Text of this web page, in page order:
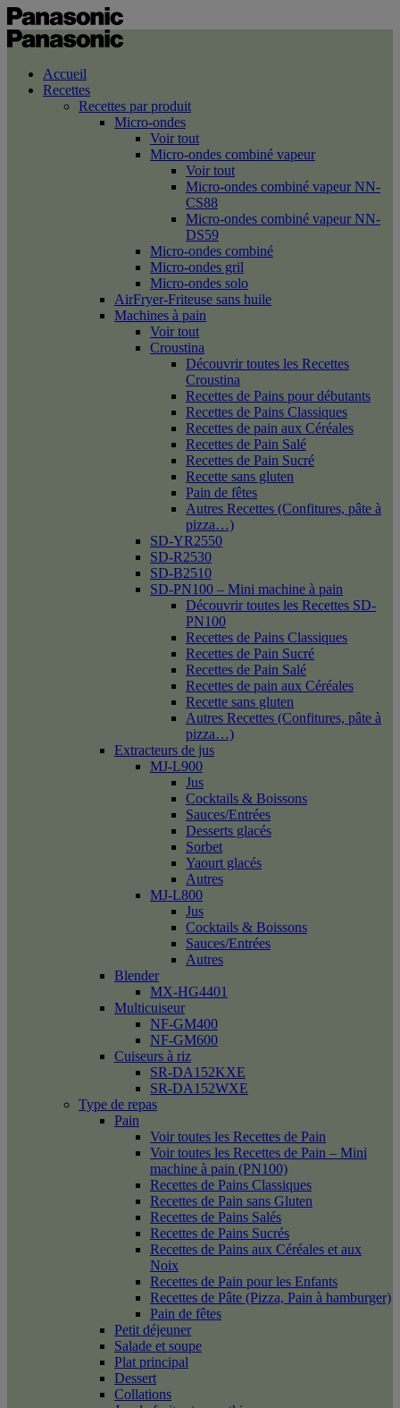
Accueil
Recettes
Recettes par produit
Micro-ondes
Voir tout
Micro-ondes combiné vapeur
Voir tout
Micro-ondes combiné vapeur NN-
CS88
Micro-ondes combiné vapeur NN-
DS59
Micro-ondes combiné
Micro-ondes gril
Micro-ondes solo
AirFryer-Friteuse sans huile
Machines à pain
Voir tout
Croustina
Découvrir toutes les Recettes
Croustina
Recettes de Pains pour débutants
Recettes de Pains Classiques
Recettes de pain aux Céréales
Recettes de Pain Salé
Recettes de Pain Sucré
Recette sans gluten
Pain de fêtes
Autres Recettes (Confitures, pâte à
pizza…)
SD-YR2550
SD-R2530
SD-B2510
SD-PN100 – Mini machine à pain
Découvrir toutes les Recettes SD-
PN100
Recettes de Pains Classiques
Recettes de Pain Sucré
Recettes de Pain Salé
Recettes de pain aux Céréales
Recette sans gluten
Autres Recettes (Confitures, pâte à
pizza…)
Extracteurs de jus
MJ-L900
Jus
Cocktails & Boissons
Sauces/Entrées
Desserts glacés
Sorbet
Yaourt glacés
Autres
MJ-L800
Jus
Cocktails & Boissons
Sauces/Entrées
Autres
Blender
MX-HG4401
Multicuiseur
NF-GM400
NF-GM600
Cuiseurs à riz
SR-DA152KXE
SR-DA152WXE
Type de repas
Pain
Voir toutes les Recettes de Pain
Voir toutes les Recettes de Pain – Mini
machine à pain (PN100)
Recettes de Pains Classiques
Recettes de Pain sans Gluten
Recettes de Pains Salés
Recettes de Pains Sucrés
Recettes de Pains aux Céréales et aux
Noix
Recettes de Pain pour les Enfants
Recettes de Pâte (Pizza, Pain à hamburger)
Pain de fêtes
Petit déjeuner
Salade et soupe
Plat principal
Dessert
Collations